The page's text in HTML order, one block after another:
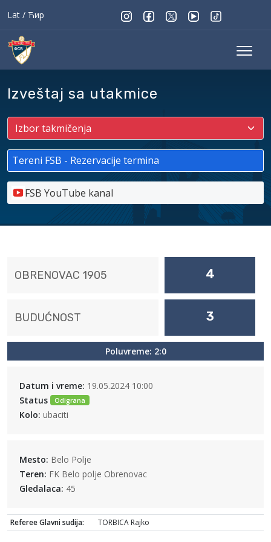
Lat / Ћир
Izveštaj sa utakmice
Tereni FSB - Rezervacije termina
FSB YouTube kanal
OBRENOVAC 1905 4
BUDUĆNOST 3
Poluvreme: 2:0
Datum i vreme: 19.05.2024 10:00
Status
Odigrana
Kolo: ubaciti
Mesto: Belo Polje
Teren: FK Belo polje Obrenovac
Gledalaca: 45
Referee Glavni sudija: TORBICA Rajko